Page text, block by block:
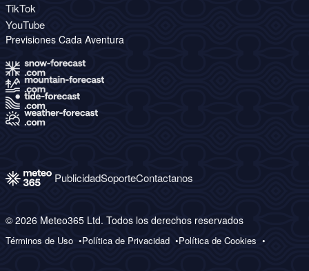
TikTok
YouTube
Previsiones Cada Aventura
PublicidadSoporteContactanos
© 2026 Meteo365 Ltd. Todos los derechos reservados
Términos de Uso Política de Privacidad Política de Cookies